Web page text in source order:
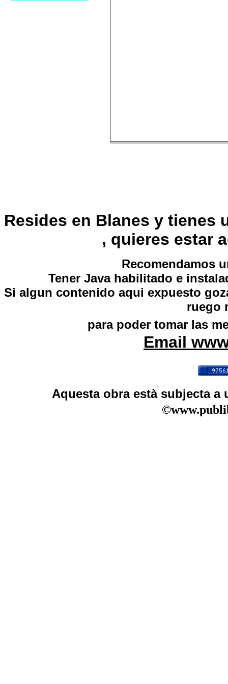
Resides en Blanes y tienes
, quieres estar
Recomendamos
Tener Java habilitado e
Si algun contenido aqui expuesto
ruego
para poder tomar las
Email
Aquesta obra està subjecta a